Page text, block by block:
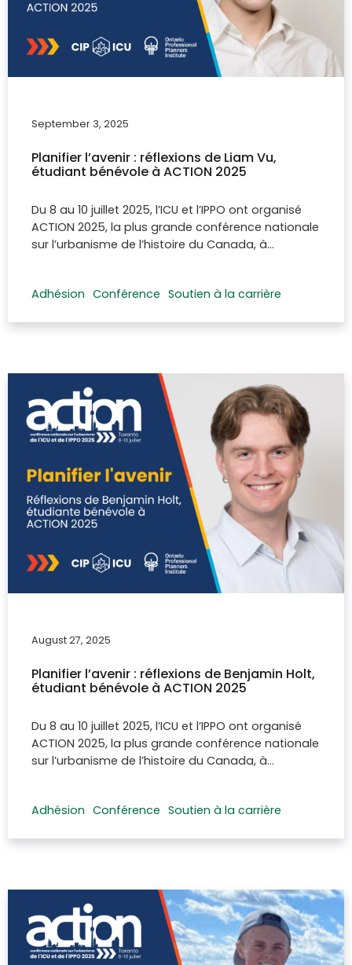
September 3, 2025
Planifier l’avenir : réflexions de Liam Vu,
étudiant bénévole à ACTION 2025
Du 8 au 10 juillet 2025, l’ICU et l’IPPO ont organisé
ACTION 2025, la plus grande conférence nationale
sur l’urbanisme de l’histoire du Canada, à…
Adhésion Conférence Soutien à la carrière
August 27, 2025
Planifier l’avenir : réflexions de Benjamin Holt,
étudiant bénévole à ACTION 2025
Du 8 au 10 juillet 2025, l’ICU et l’IPPO ont organisé
ACTION 2025, la plus grande conférence nationale
sur l’urbanisme de l’histoire du Canada, à…
Adhésion Conférence Soutien à la carrière